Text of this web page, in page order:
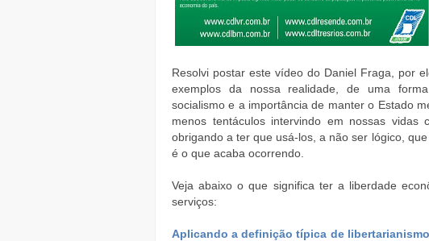
Resolvi postar este vídeo do Daniel Fraga, por
exemplos da nossa realidade, de uma
socialismo e a importância de manter o Estado
menos tentáculos intervindo em nossas
obrigando a ter que usá-los, a não ser lógico,
é o que acaba ocorrendo.
Veja abaixo o que significa ter a liberdade
serviços:
Aplicando a definição típica de